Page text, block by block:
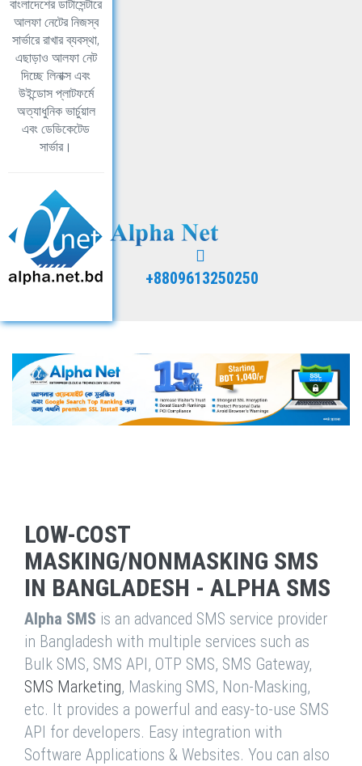
বাংলাদেশের ডাটাসেন্টারে
আলফা নেটের নিজস্ব
সার্ভারে রাখার ব্যবস্থা,
এছাড়াও আলফা নেট
দিচ্ছে লিনাক্স এবং
উইন্ডোস প্লাটফর্মে
অত্যাধুনিক ভার্চুয়াল
এবং ডেডিকেটেড
সার্ভার।
+8809613250250
LOW-COST
MASKING/NONMASKING SMS
IN BANGLADESH - ALPHA SMS
Alpha SMS is an advanced SMS service provider
in Bangladesh with multiple services such as
Bulk SMS, SMS API, OTP SMS, SMS Gateway,
SMS Marketing, Masking SMS, Non-Masking,
etc. It provides a powerful and easy-to-use SMS
API for developers. Easy integration with
Software Applications & Websites. You can also